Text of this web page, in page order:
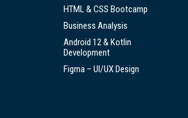
HTML & CSS Bootcamp
Business Analysis
Android 12 & Kotlin
Development
Figma – UI/UX Design